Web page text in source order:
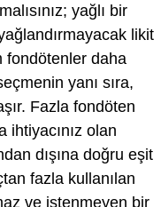
yağlı bir
likit
fondötenler daha
yanı sıra,
Fazla fondöten
ihtiyacınız olan
dışına doğru eşit
fazla kullanılan
ve istenmeyen bir